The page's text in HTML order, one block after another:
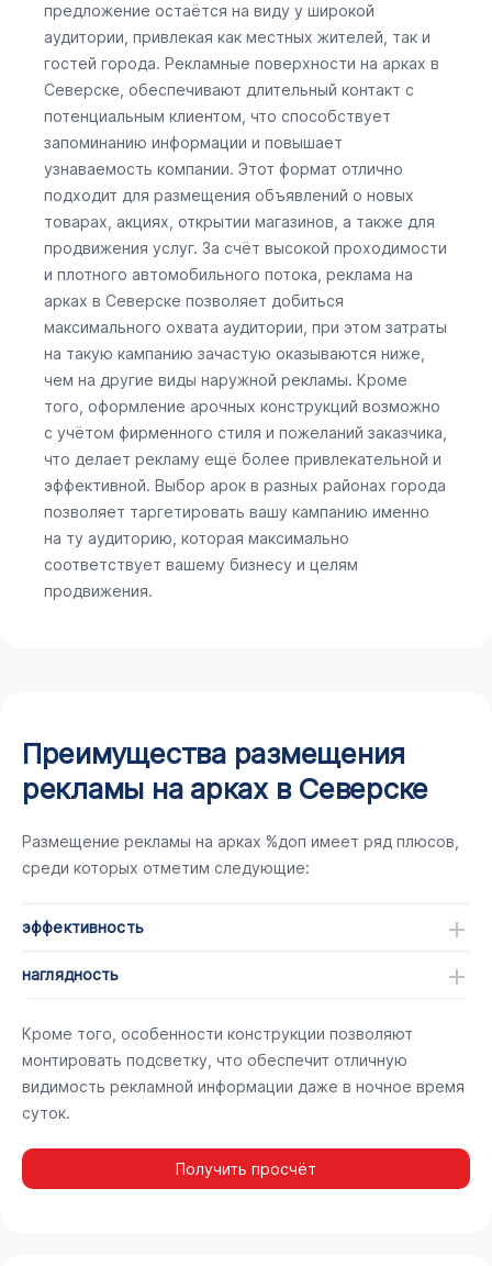
предложение остаётся на виду у широкой
аудитории, привлекая как местных жителей, так и
гостей города. Рекламные поверхности на арках в
Северске, обеспечивают длительный контакт с
потенциальным клиентом, что способствует
запоминанию информации и повышает
узнаваемость компании. Этот формат отлично
подходит для размещения объявлений о новых
товарах, акциях, открытии магазинов, а также для
продвижения услуг. За счёт высокой проходимости
и плотного автомобильного потока, реклама на
арках в Северске позволяет добиться
максимального охвата аудитории, при этом затраты
на такую кампанию зачастую оказываются ниже,
чем на другие виды наружной рекламы. Кроме
того, оформление арочных конструкций возможно
с учётом фирменного стиля и пожеланий заказчика,
что делает рекламу ещё более привлекательной и
эффективной. Выбор арок в разных районах города
позволяет таргетировать вашу кампанию именно
на ту аудиторию, которая максимально
соответствует вашему бизнесу и целям
продвижения.
Преимущества размещения
рекламы на арках в Северске
Размещение рекламы на арках %доп имеет ряд плюсов,
среди которых отметим следующие:
эффективность
наглядность
Кроме того, особенности конструкции позволяют
монтировать подсветку, что обеспечит отличную
видимость рекламной информации даже в ночное время
суток.
Получить просчёт